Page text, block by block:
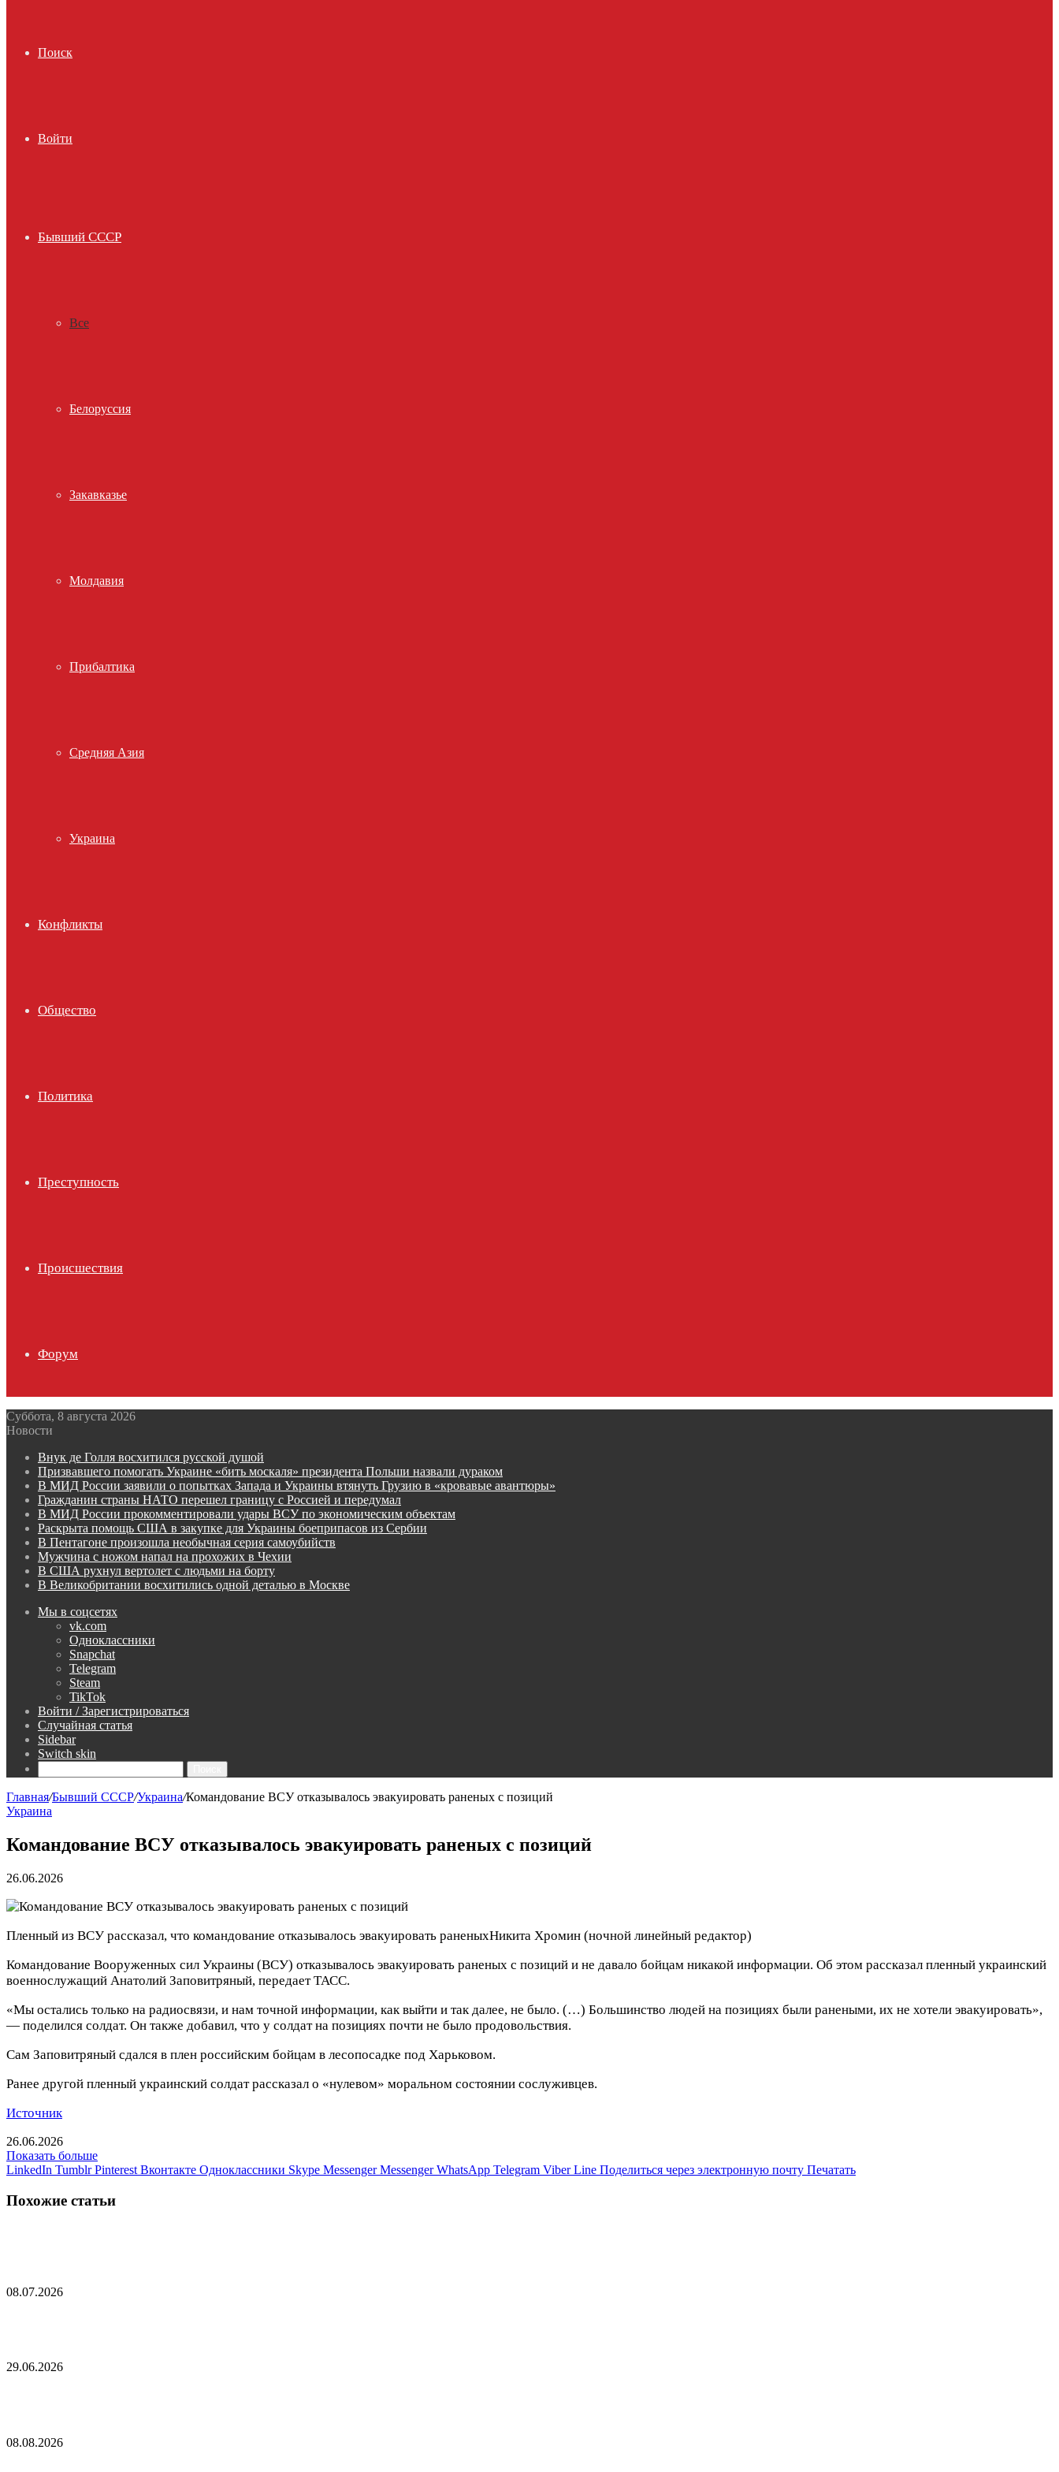
Поиск
Войти
Бывший СССР
Все
Белоруссия
Закавказье
Молдавия
Прибалтика
Средняя Азия
Украина
Конфликты
Общество
Политика
Преступность
Происшествия
Форум
Суббота, 8 августа 2026
Новости
Внук де Голля восхитился русской душой
Призвавшего помогать Украине «бить москаля» президента Польши назвали дураком
В МИД России заявили о попытках Запада и Украины втянуть Грузию в «кровавые авантюры»
Гражданин страны НАТО перешел границу с Россией и передумал
В МИД России прокомментировали удары ВСУ по экономическим объектам
Раскрыта помощь США в закупке для Украины боеприпасов из Сербии
В Пентагоне произошла необычная серия самоубийств
Мужчина с ножом напал на прохожих в Чехии
В США рухнул вертолет с людьми на борту
В Великобритании восхитились одной деталью в Москве
Мы в соцсетях
vk.com
Одноклассники
Snapchat
Telegram
Steam
TikTok
Войти / Зарегистрироваться
Случайная статья
Sidebar
Switch skin
Главная/Бывший СССР/Украина/Командование ВСУ отказывалось эвакуировать раненых с позиций
Украина
Командование ВСУ отказывалось эвакуировать раненых с позиций
26.06.2026
Пленный из ВСУ рассказал, что командование отказывалось эвакуировать раненыхНикита Хромин (ночной линейный редактор)
Командование Вооруженных сил Украины (ВСУ) отказывалось эвакуировать раненых с позиций и не давало бойцам никакой информации. Об этом рассказал пленный украинский
военнослужащий Анатолий Заповитряный, передает ТАСС.
«Мы остались только на радиосвязи, и нам точной информации, как выйти и так далее, не было. (…) Большинство людей на позициях были ранеными, их не хотели эвакуировать»,
— поделился солдат. Он также добавил, что у солдат на позициях почти не было продовольствия.
Сам Заповитряный сдался в плен российским бойцам в лесопосадке под Харьковом.
Ранее другой пленный украинский солдат рассказал о «нулевом» моральном состоянии сослуживцев.
Источник
26.06.2026
Показать больше
LinkedIn Tumblr Pinterest Вконтакте Одноклассники Skype Messenger Messenger WhatsApp Telegram Viber Line Поделиться через электронную почту Печатать
Похожие статьи
08.07.2026
29.06.2026
08.08.2026